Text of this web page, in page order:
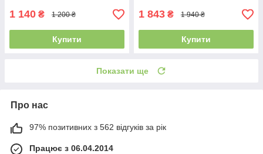
1 140 ₴ 1 200 ₴
Купити
1 843 ₴ 1 940 ₴
Купити
Показати ще
Про нас
97% позитивних з 562 відгуків за рік
Працює з 06.04.2014